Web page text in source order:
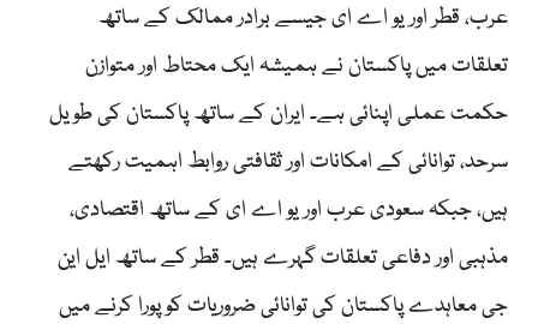
عرب، قطر اور یو اے ای جیسے برادر ممالک کے ساتھ
تعلقات میں پاکستان نے ہمیشہ ایک محتاط اور متوازن
حکمت عملی اپنائی ہے۔ ایران کے ساتھ پاکستان کی طویل
سرحد، توانائی کے امکانات اور ثقافتی روابط اہمیت رکھتے
ہیں، جبکہ سعودی عرب اور یو اے ای کے ساتھ اقتصادی،
مذہبی اور دفاعی تعلقات گہرے ہیں۔ قطر کے ساتھ ایل این
جی معاہدے پاکستان کی توانائی ضروریات کو پورا کرنے میں